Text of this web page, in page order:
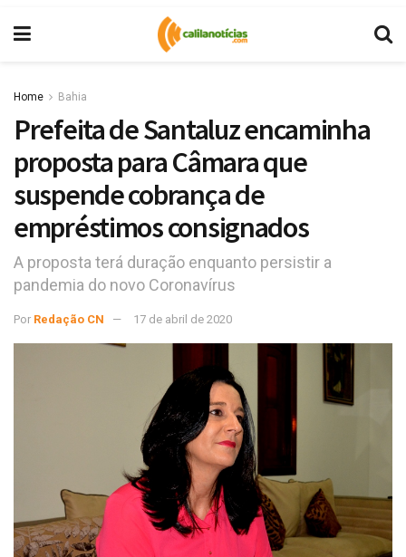
Home Bahia
Prefeita de Santaluz encaminha
proposta para Câmara que
suspende cobrança de
empréstimos consignados
A proposta terá duração enquanto persistir a
pandemia do novo Coronavírus
Por Redação CN 17 de abril de 2020